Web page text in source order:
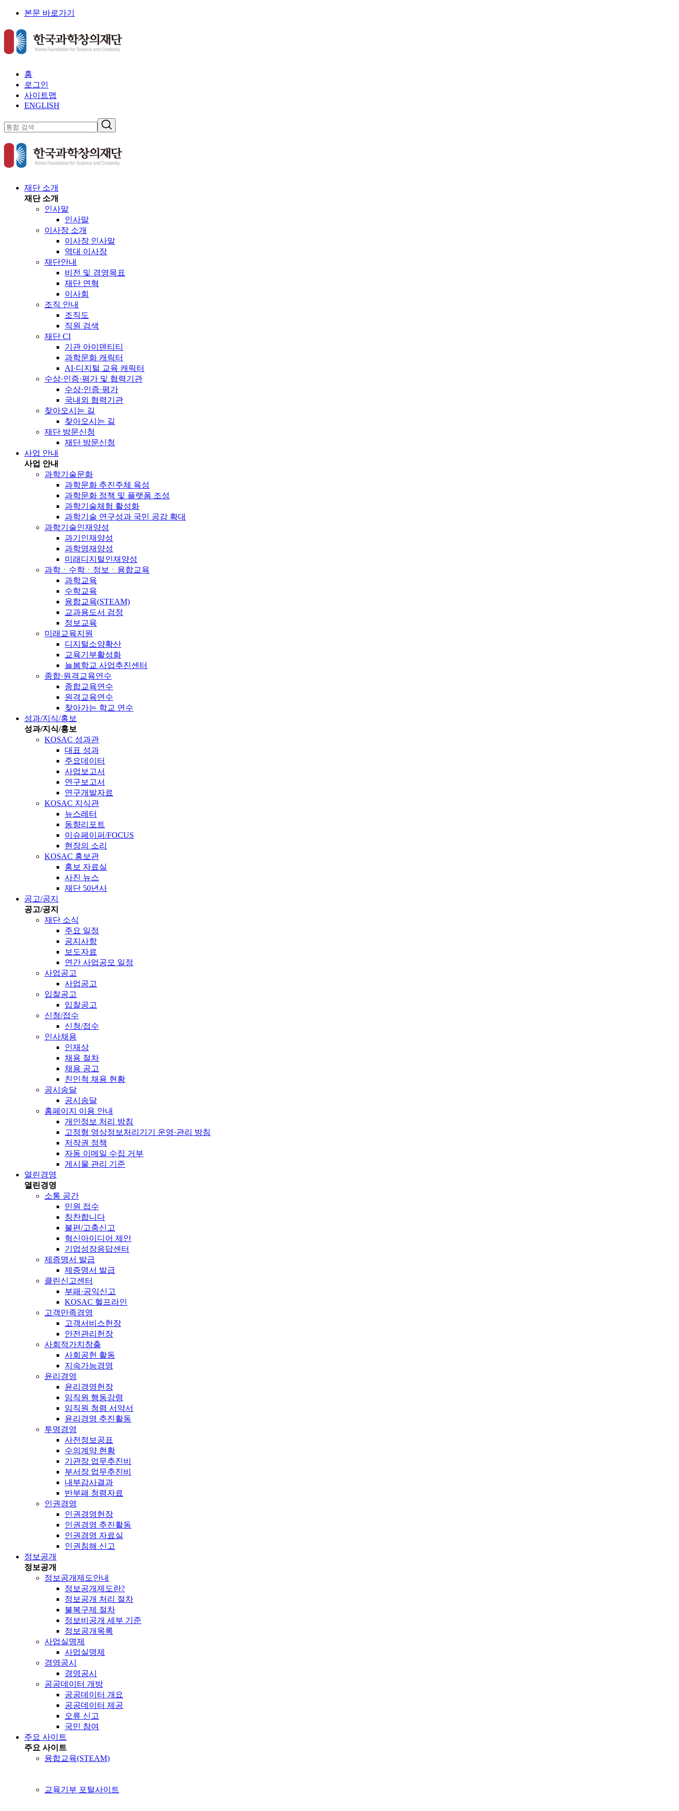
본문 바로가기
홈
로그인
사이트맵
ENGLISH
재단 소개
재단 소개
인사말
인사말
이사장 소개
이사장 인사말
역대 이사장
재단안내
비전 및 경영목표
재단 연혁
이사회
조직 안내
조직도
직원 검색
재단 CI
기관 아이덴티티
과학문화 캐릭터
AI·디지털 교육 캐릭터
수상·인증·평가 및 협력기관
수상·인증·평가
국내외 협력기관
찾아오시는 길
찾아오시는 길
재단 방문신청
재단 방문신청
사업 안내
사업 안내
과학기술문화
과학문화 추진주체 육성
과학문화 정책 및 플랫폼 조성
과학기술체험 활성화
과학기술 연구성과 국민 공감 확대
과학기술인재양성
과기인재양성
과학영재양성
미래디지털인재양성
과학ㆍ수학ㆍ정보ㆍ융합교육
과학교육
수학교육
융합교육(STEAM)
교과용도서 검정
정보교육
미래교육지원
디지털소양확산
교육기부활성화
늘봄학교 사업추진센터
종합·원격교육연수
종합교육연수
원격교육연수
찾아가는 학교 연수
성과/지식/홍보
성과/지식/홍보
KOSAC 성과관
대표 성과
주요데이터
사업보고서
연구보고서
연구개발자료
KOSAC 지식관
뉴스레터
동향리포트
이슈페이퍼/FOCUS
현장의 소리
KOSAC 홍보관
홍보 자료실
사진 뉴스
재단 50년사
공고/공지
공고/공지
재단 소식
주요 일정
공지사항
보도자료
연간 사업공모 일정
사업공고
사업공고
입찰공고
입찰공고
신청/접수
신청/접수
인사채용
인재상
채용 절차
채용 공고
친인척 채용 현황
공시송달
공시송달
홈페이지 이용 안내
개인정보 처리 방침
고정형 영상정보처리기기 운영·관리 방침
저작권 정책
자동 이메일 수집 거부
게시물 관리 기준
열린경영
열린경영
소통 공간
민원 접수
칭찬합니다
불편/고충신고
혁신아이디어 제안
기업성장응답센터
제증명서 발급
제증명서 발급
클린신고센터
부패·공익신고
KOSAC 헬프라인
고객만족경영
고객서비스헌장
안전관리헌장
사회적가치창출
사회공헌 활동
지속가능경영
윤리경영
윤리경영헌장
임직원 행동강령
임직원 청렴 서약서
윤리경영 추진활동
투명경영
사전정보공표
수의계약 현황
기관장 업무추진비
부서장 업무추진비
내부감사결과
반부패 청렴자료
인권경영
인권경영헌장
인권경영 추진활동
인권경영 자료실
인권침해 신고
정보공개
정보공개
정보공개제도안내
정보공개제도란?
정보공개 처리 절차
불복구제 절차
정보비공개 세부 기준
정보공개목록
사업실명제
사업실명제
경영공시
경영공시
공공데이터 개방
공공데이터 개요
공공데이터 제공
오류 신고
국민 참여
주요 사이트
주요 사이트
융합교육(STEAM)
교육기부 포털사이트